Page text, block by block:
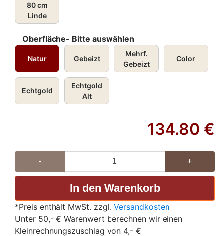
80 cm
Linde
Oberfläche- Bitte auswählen
Natur Gebeizt
Mehrf.
Gebeizt
Color
Echtgold
Echtgold
Alt
134.80 €
- +
*Preis enthält MwSt. zzgl. Versandkosten
Unter 50,- € Warenwert berechnen wir einen
Kleinrechnungszuschlag von 4,- €